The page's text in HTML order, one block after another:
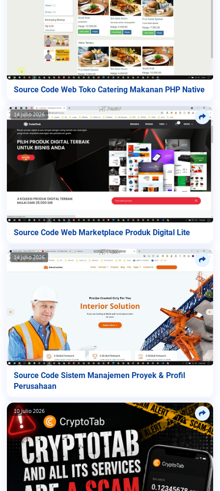
Source Code Web Toko Catering Makanan PHP Native
14 julio 2026
Source Code Web Marketplace Produk Digital Lite
14 julio 2026
Source Code Sistem Manajemen Proyek & Profil
Perusahaan
10 julio 2026